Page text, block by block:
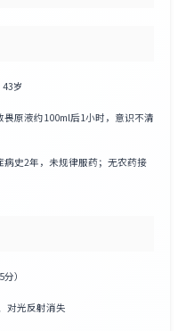
岁
约100ml后1小时，意识不清
年，未规律服药；无农药接
）
反射消失